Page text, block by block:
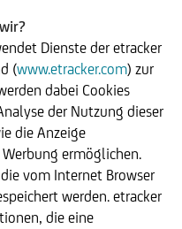
Dienste der etracker
(www.etracker.com) zur
dabei Cookies
der Nutzung dieser
die Anzeige
ermöglichen.
vom Internet Browser
werden. etracker
die eine